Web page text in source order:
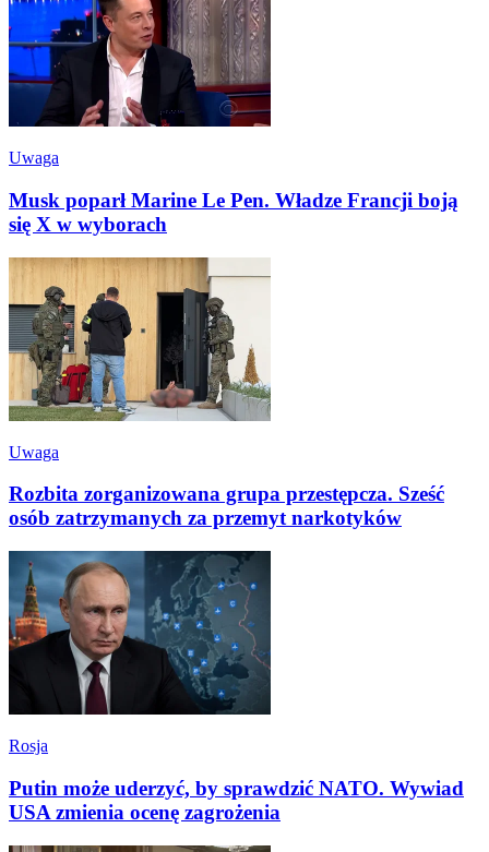
Uwaga
Musk poparł Marine Le Pen. Władze Francji boją
się X w wyborach
Uwaga
Rozbita zorganizowana grupa przestępcza. Sześć
osób zatrzymanych za przemyt narkotyków
Rosja
Putin może uderzyć, by sprawdzić NATO. Wywiad
USA zmienia ocenę zagrożenia